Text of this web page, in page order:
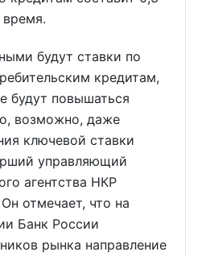
будут ставки по
кредитам,
будут повышаться
возможно, даже
ключевой ставки
управляющий
агентства НКР
отмечает, что на
Банк России
рынка направление